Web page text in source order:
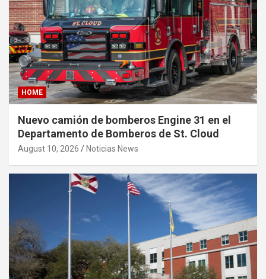
HOME
Nuevo camión de bomberos Engine 31 en el
Departamento de Bomberos de St. Cloud
August 10, 2026 Noticias News